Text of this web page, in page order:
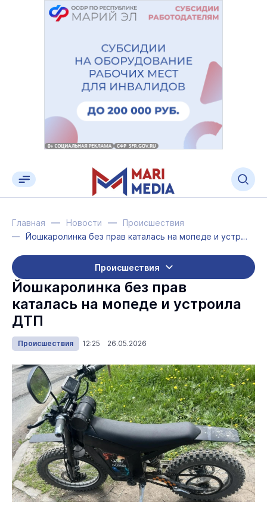
Главная Новости
Происшествия
Йошкаролинка без прав каталась на мопеде и устроила ДТП
Происшествия
Йошкаролинка без прав
каталась на мопеде и устроила
ДТП
Происшествия 12:25 26.05.2026